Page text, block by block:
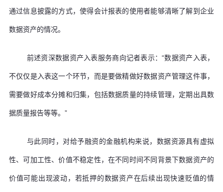
通过信息披露的方式，使得会计报表的使用者能够清晰了解到企业
数据资产的情况。
前述资深数据资产入表服务商向记者表示：“数据资产入表，
不仅仅是入表这一个环节，而是要做精做好数据资产管理这件事，
需要做好成本分摊和归集，包括数据质量的持续管理，定期出具数
据质量报告等等。”
与此同时，对给予融资的金融机构来说，数据资源具有虚拟
性、可加工性、价值不稳定性，在不同时间不同背景下数据资产的
价值可能出现波动，若抵押的数据资产在后续出现快速贬值的情